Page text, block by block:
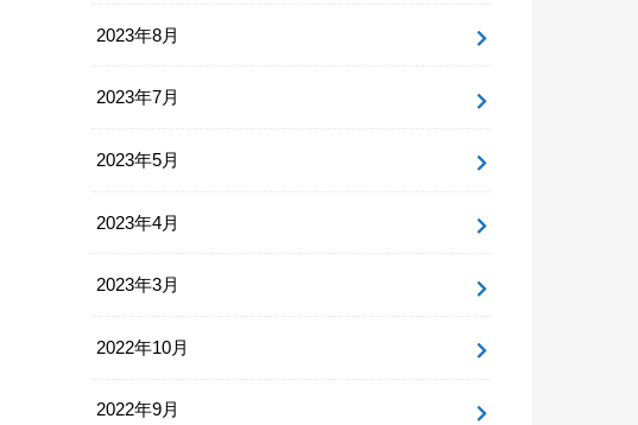
2023年8月
2023年7月
2023年5月
2023年4月
2023年3月
2022年10月
2022年9月